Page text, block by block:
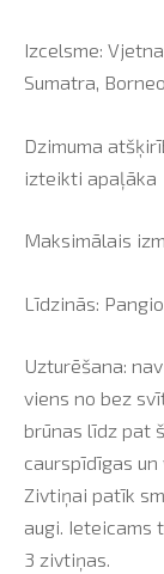
Izcelsme:
Sumatra,
Dzimuma
izteikti apaļāka
Maksimālais
Līdzinās:
Uzturēšana:
viens no bez
brūnas līdz pat
caurspīdīgas
Zivtiņai patīk
augi. Ieteicams
3 zivtiņas.